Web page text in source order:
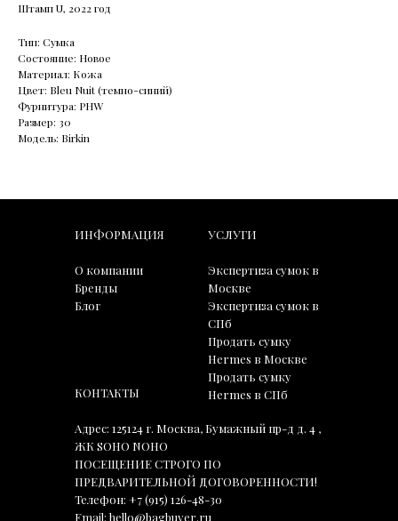
Штамп U, 2022 год
Тип: Сумка
Состояние: Новое
Материал: Кожа
Цвет: Bleu Nuit (темно-синий)
Фурнитура: PHW
Размер: 30
Модель: Birkin
ИНФОРМАЦИЯ
О компании
Бренды
Блог
УСЛУГИ
Экспертиза сумок в
Москве
Экспертиза сумок в
СПб
Продать сумку
Hermes в Москве
Продать сумку
Hermes в СПб
КОНТАКТЫ
Адрес: 125124 г. Москва, Бумажный пр-д д. 4 ,
ЖК SOHO NOHO
ПОСЕЩЕНИЕ СТРОГО ПО
ПРЕДВАРИТЕЛЬНОЙ ДОГОВОРЕННОСТИ!
Телефон: +7 (915) 126-48-30
Email: hello@bagbuyer.ru